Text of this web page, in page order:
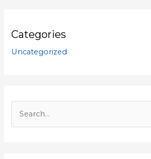
Categories
Uncategorized